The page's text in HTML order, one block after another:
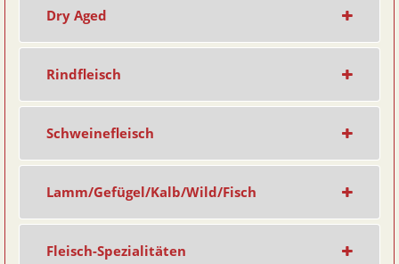
Dry Aged
Rindfleisch
Schweinefleisch
Lamm/Gefügel/Kalb/Wild/Fisch
Fleisch-Spezialitäten